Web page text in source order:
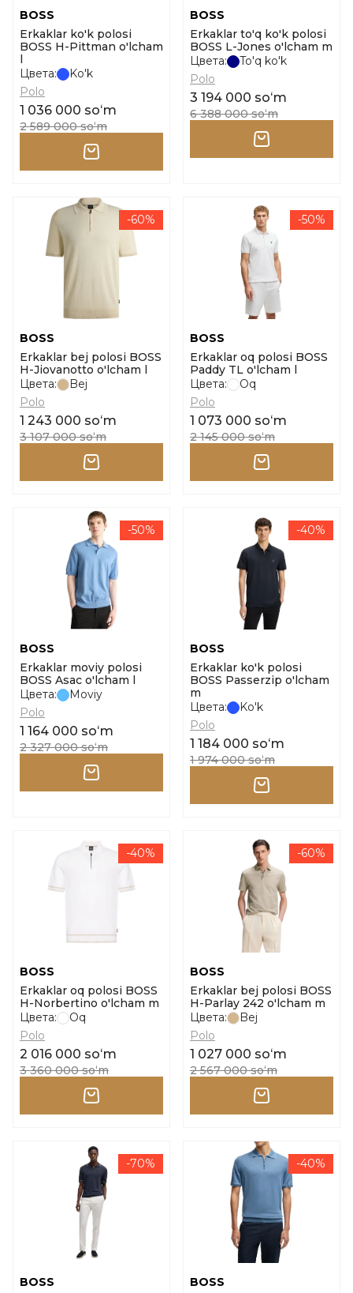
BOSS
Erkaklar ko'k polosi
BOSS H-Pittman o'lcham
l
Цвета:
Ko'k
Polo
1 036 000 soʻm
2 589 000 soʻm
BOSS
Erkaklar to'q ko'k polosi
BOSS L-Jones o'lcham m
Цвета:
To'q ko'k
Polo
3 194 000 soʻm
6 388 000 soʻm
-60%
BOSS
Erkaklar bej polosi BOSS
H-Jiovanotto o'lcham l
Цвета:
Bej
Polo
1 243 000 soʻm
3 107 000 soʻm
-50%
BOSS
Erkaklar oq polosi BOSS
Paddy TL o'lcham l
Цвета:
Oq
Polo
1 073 000 soʻm
2 145 000 soʻm
-50%
BOSS
Erkaklar moviy polosi
BOSS Asac o'lcham l
Цвета:
Moviy
Polo
1 164 000 soʻm
2 327 000 soʻm
-40%
BOSS
Erkaklar ko'k polosi
BOSS Passerzip o'lcham
m
Цвета:
Ko'k
Polo
1 184 000 soʻm
1 974 000 soʻm
-40%
BOSS
Erkaklar oq polosi BOSS
H-Norbertino o'lcham m
Цвета:
Oq
Polo
2 016 000 soʻm
3 360 000 soʻm
-60%
BOSS
Erkaklar bej polosi BOSS
H-Parlay 242 o'lcham m
Цвета:
Bej
Polo
1 027 000 soʻm
2 567 000 soʻm
-70%
BOSS
-40%
BOSS